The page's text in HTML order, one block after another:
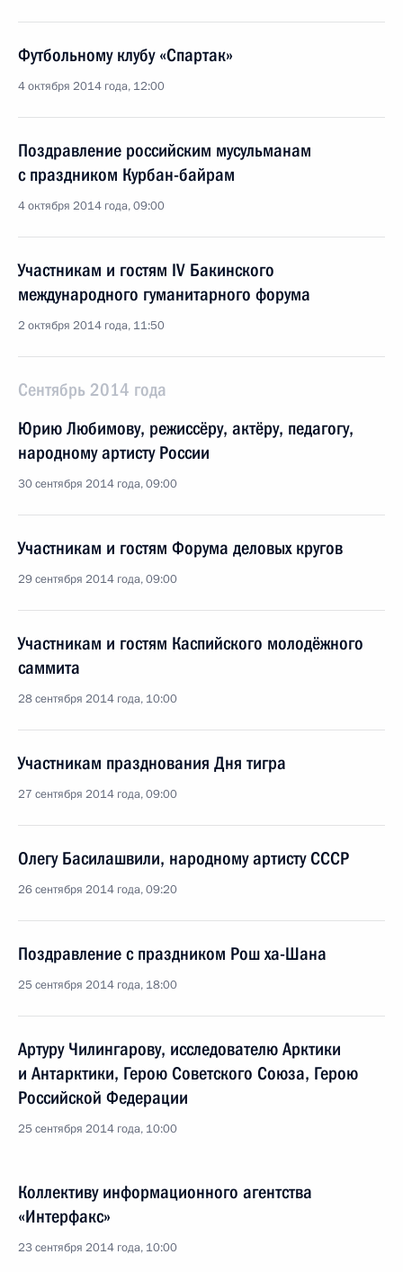
Футбольному клубу «Спартак»
4 октября 2014 года, 12:00
Поздравление российским мусульманам
с праздником Курбан-байрам
4 октября 2014 года, 09:00
Участникам и гостям IV Бакинского
международного гуманитарного форума
2 октября 2014 года, 11:50
Сентябрь 2014 года
Юрию Любимову, режиссёру, актёру, педагогу,
народному артисту России
30 сентября 2014 года, 09:00
Участникам и гостям Форума деловых кругов
29 сентября 2014 года, 09:00
Участникам и гостям Каспийского молодёжного
саммита
28 сентября 2014 года, 10:00
Участникам празднования Дня тигра
27 сентября 2014 года, 09:00
Олегу Басилашвили, народному артисту СССР
26 сентября 2014 года, 09:20
Поздравление с праздником Рош ха-Шана
25 сентября 2014 года, 18:00
Артуру Чилингарову, исследователю Арктики
и Антарктики, Герою Советского Союза, Герою
Российской Федерации
25 сентября 2014 года, 10:00
Коллективу информационного агентства
«Интерфакс»
23 сентября 2014 года, 10:00